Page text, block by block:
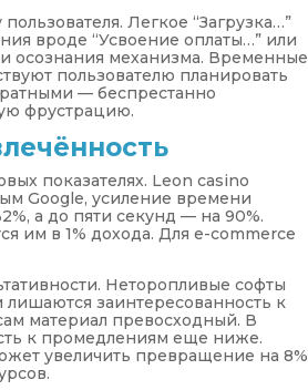
Легкое “Загрузка…”
вроде “Усвоение оплаты…” или
осознания механизма. Временные
пользователю планировать
— беспрестанно
фрустрацию.
показателях. Leon casino
Google, усиление времени
а до пяти секунд — на 90%.
им в 1% дохода. Для e-commerce
Неторопливые софты
заинтересованность к
материал превосходный. В
к промедлениям еще ниже.
увеличить превращение на 8%